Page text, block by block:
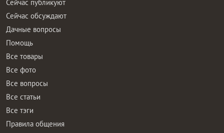
Сейчас публикуют
Сейчас обсуждают
Дачные вопросы
Помощь
Все товары
Все фото
Все вопросы
Все статьи
Все тэги
Правила общения